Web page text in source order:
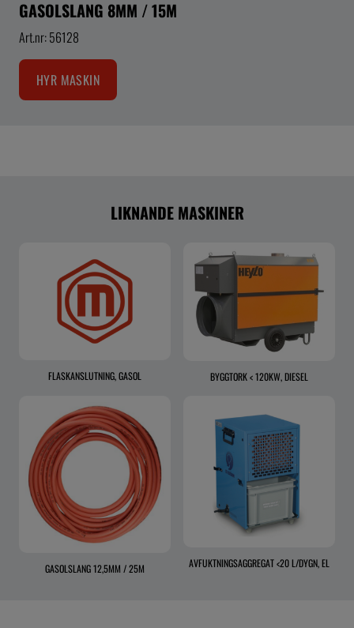
GASOLSLANG 8MM / 15M
Art.nr: 56128
HYR MASKIN
LIKNANDE MASKINER
FLASKANSLUTNING, GASOL BYGGTORK < 120KW, DIESEL
GASOLSLANG 12,5MM / 25M AVFUKTNINGSAGGREGAT <20 L/DYGN, EL